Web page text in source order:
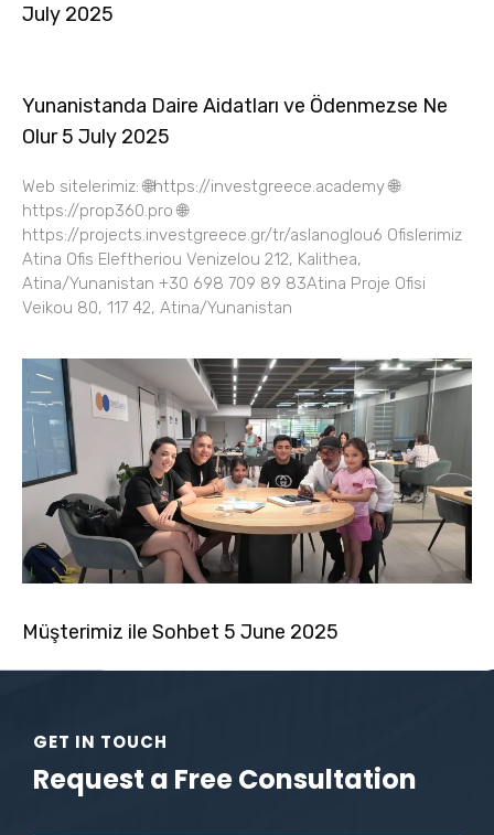
July 2025
Yunanistanda Daire Aidatları ve Ödenmezse Ne
Olur 5 July 2025
Web sitelerimiz: 🌐https://investgreece.academy 🌐
https://prop360.pro 🌐
https://projects.investgreece.gr/tr/aslanoglou6 Ofislerimiz
Atina Ofis Eleftheriou Venizelou 212, Kalithea,
Atina/Yunanistan +30 698 709 89 83Atina Proje Ofisi
Veikou 80, 117 42, Atina/Yunanistan
Müşterimiz ile Sohbet 5 June 2025
GET IN TOUCH
Request a Free Consultation